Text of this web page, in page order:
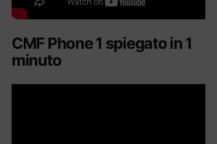
CMF Phone 1 spiegato in 1
minuto